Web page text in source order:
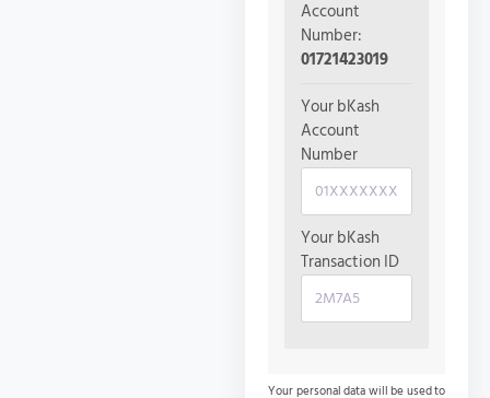
Account
Number:
01721423019
Your bKash
Account
Number
Your bKash
Transaction ID
Your personal data will be used to